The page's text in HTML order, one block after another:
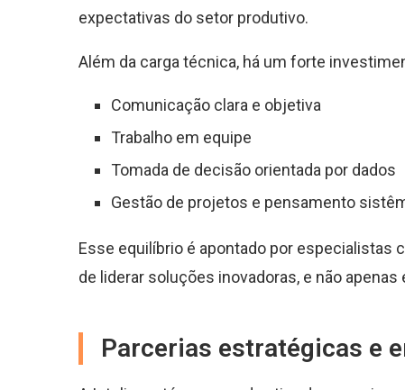
expectativas do setor produtivo.
Além da carga técnica, há um forte
Comunicação clara e objetiva
Trabalho em equipe
Tomada de decisão orientada por dados
Gestão de projetos e pensamento
Esse equilíbrio é apontado por especialistas
de liderar soluções inovadoras, e não
Parcerias estratégicas e